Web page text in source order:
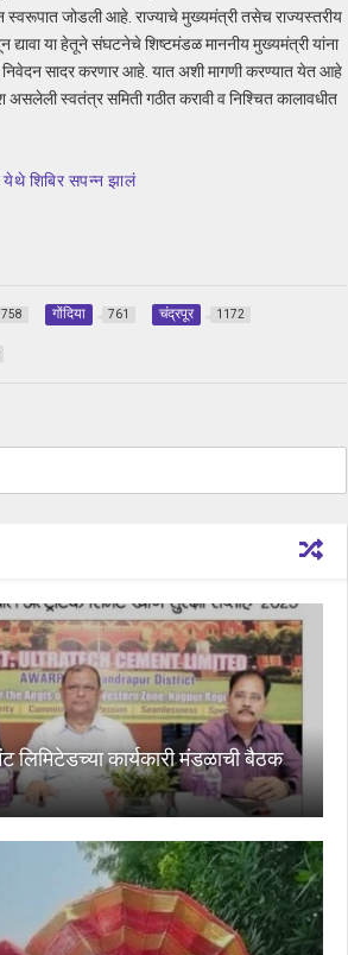
स्वरूपात जोडली आहे. राज्याचे मुख्यमंत्री तसेच राज्यस्तरीय
द्यावा या हेतूने संघटनेचे शिष्टमंडळ माननीय मुख्यमंत्री यांना
सादर करणार आहे. यात अशी मागणी करण्यात येत आहे
असलेली स्वतंत्र समिती गठीत करावी व निश्चित कालावधीत
येथे शिबिर सपन्न झालं
758 गोंदिया 761 चंद्रपूर 1172
लिमिटेडच्या कार्यकारी मंडळाची बैठक